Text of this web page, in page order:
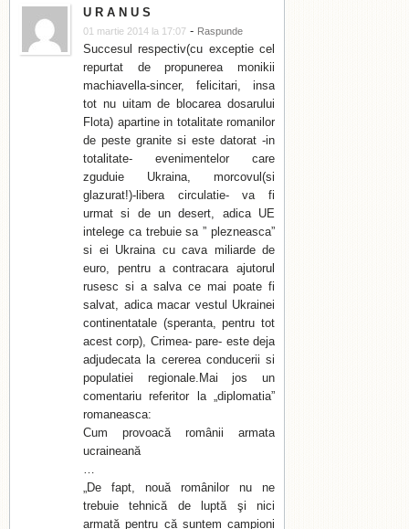
U R A N U S
01 martie 2014 la 17:07 - Raspunde
Succesul respectiv(cu exceptie cel
repurtat de propunerea monikii
machiavella-sincer, felicitari, insa
tot nu uitam de blocarea dosarului
Flota) apartine in totalitate romanilor
de peste granite si este datorat -in
totalitate- evenimentelor care
zguduie Ukraina, morcovul(si
glazurat!)-libera circulatie- va fi
urmat si de un desert, adica UE
intelege ca trebuie sa ” plezneasca”
si ei Ukraina cu cava miliarde de
euro, pentru a contracara ajutorul
rusesc si a salva ce mai poate fi
salvat, adica macar vestul Ukrainei
continentatale (speranta, pentru tot
acest corp), Crimea- pare- este deja
adjudecata la cererea conducerii si
populatiei regionale.Mai jos un
comentariu referitor la „diplomatia”
romaneasca:
Cum provoacă românii armata
ucraineană
…
„De fapt, nouă românilor nu ne
trebuie tehnică de luptă şi nici
armată pentru că suntem campioni